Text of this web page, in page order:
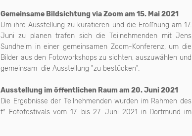
Gemeinsame Bildsichtung via Zoom am 15. Mai 2021
Um ihre Ausstellung zu kuratieren und die Eröffnung am 17.
Juni zu planen trafen sich die Teilnehmenden mit Jens
Sundheim in einer gemeinsamen Zoom-Konferenz, um die
Bilder aus den Fotoworkshops zu sichten, auszuwählen und
gemeinsam die Ausstellung "zu bestücken".
Ausstellung im öffentlichen Raum am 20. Juni 2021
Die Ergebnisse der Teilnehmenden wurden im Rahmen des
f² Fotofestivals vom 17. bis 27. Juni 2021 in Dortmund im